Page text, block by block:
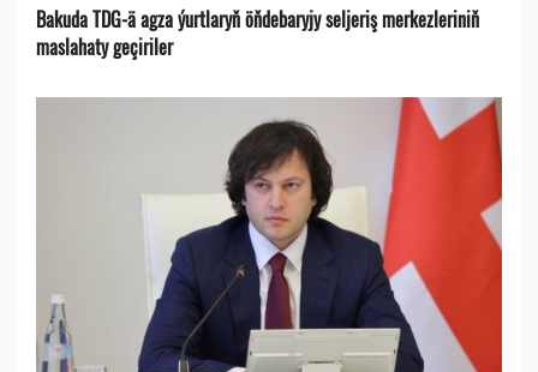
Bakuda TDG-ä agza ýurtlaryň öňdebaryjy seljeriş merkezleriniň
maslahaty geçiriler